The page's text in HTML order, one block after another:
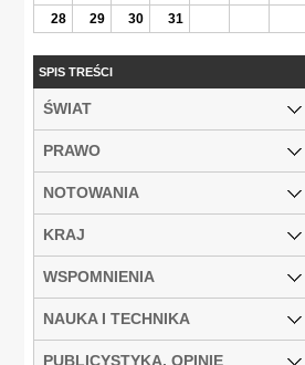
28
29 30 31
SPIS TREŚCI
ŚWIAT
PRAWO
NOTOWANIA
KRAJ
WSPOMNIENIA
NAUKA I TECHNIKA
PUBLICYSTYKA, OPINIE